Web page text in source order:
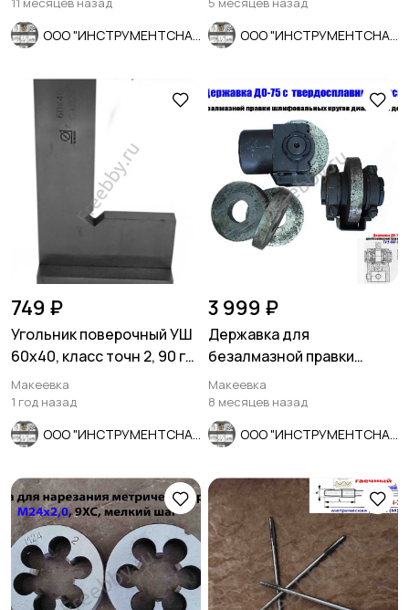
749 ₽
Угольник поверочный УШ
60х40, класс точн 2, 90 гр,
Эталон, Россия.
Макеевка
1 год назад
3 999 ₽
Державка для
безалмазной правки
шлифовальных кругов
ДО-75 с кругом.
Макеевка
8 месяцев назад